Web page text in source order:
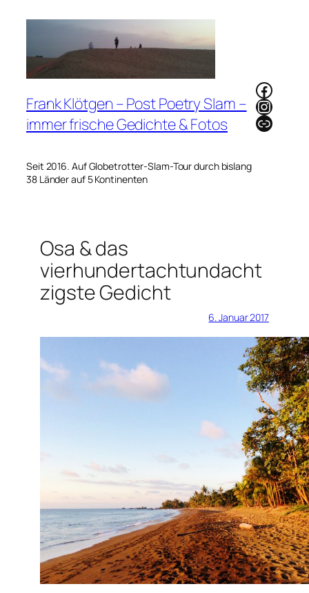
Frank Klötgen – Post Poetry Slam –
immer frische Gedichte & Fotos
Seit 2016. Auf Globetrotter-Slam-Tour durch bislang
38 Länder auf 5 Kontinenten
Link
Osa & das
vierhundertachtundacht
zigste Gedicht
6. Januar 2017